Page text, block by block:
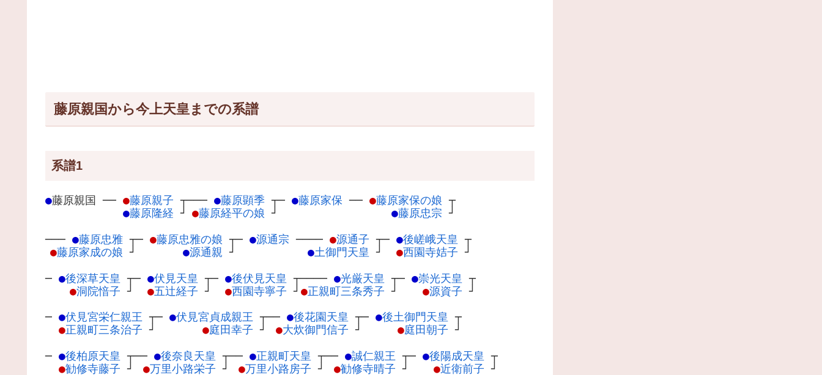
藤原親国から今上天皇までの系譜
系譜1
●藤原親国 ── ●藤原親子 ┬
●藤原隆経 ┘
─── ●藤原顕季 ┬
●藤原経平の娘 ┘
─ ●藤原家保 ── ●藤原家保の娘 ┬
●藤原忠宗 ┘
─── ●藤原忠雅 ┬
●藤原家成の娘 ┘
─ ●藤原忠雅の娘 ┬
●源通親 ┘
─ ●源通宗 ──── ●源通子 ┬
●土御門天皇 ┘
─ ●後嵯峨天皇 ┬
●西園寺姞子 ┘
─ ●後深草天皇 ┬
●洞院愔子 ┘
─ ●伏見天皇 ┬
●五辻経子 ┘
─ ●後伏見天皇 ┬
●西園寺寧子 ┘
──── ●光厳天皇 ┬
●正親町三条秀子 ┘
─ ●崇光天皇 ┬
●源資子 ┘
─ ●伏見宮栄仁親王 ┬
●正親町三条治子 ┘
─ ●伏見宮貞成親王 ┬
●庭田幸子 ┘
── ●後花園天皇 ┬
●大炊御門信子 ┘
─ ●後土御門天皇 ┬
●庭田朝子 ┘
─ ●後柏原天皇 ┬
●勧修寺藤子 ┘
── ●後奈良天皇 ┬
●万里小路栄子 ┘
── ●正親町天皇 ┬
●万里小路房子 ┘
── ●誠仁親王 ┬
●勧修寺晴子 ┘
─ ●後陽成天皇 ┬
●近衛前子 ┘